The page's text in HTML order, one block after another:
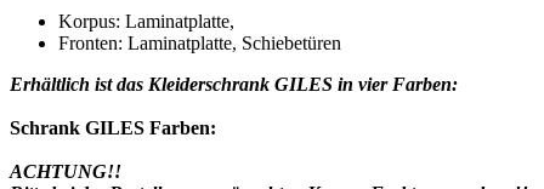
Korpus: Laminatplatte,
Fronten: Laminatplatte, Schiebetüren
Erhältlich ist das Kleiderschrank GILES in vier Farben:
Schrank GILES Farben:
ACHTUNG!!